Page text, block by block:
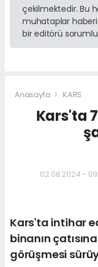
çekilmektedir. Bu
muhataplar
bir editörü
Anasayfa KARS
Kars'ta
02.08.2024 -
Kars'ta intihar
binanın
görüşmesi